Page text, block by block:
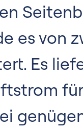
es von
Es